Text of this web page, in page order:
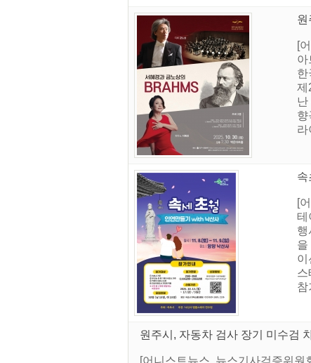
원
[
아
한
제
난
향
라
속
[
테
행
을
스
참
원주시, 자동차 검사 장기 미수검
[어니스트뉴스. 뉴스기사검증위